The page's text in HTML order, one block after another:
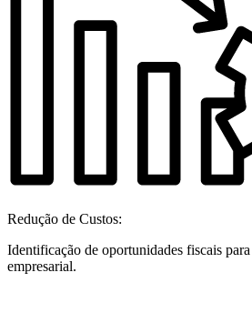
Redução de Custos:
Identificação de oportunidades fiscais
empresarial.